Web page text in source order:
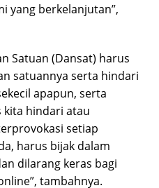
yang berkelanjutan”,
Satuan (Dansat) harus
satuannya serta hindari
apapun, serta
kita hindari atau
setiap
harus bijak dalam
dilarang keras bagi
tambahnya.